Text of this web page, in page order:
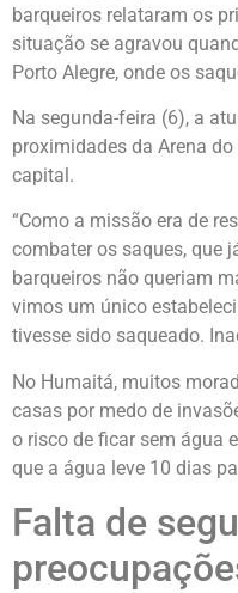
barqueiros relataram os
situação se agravou
Porto Alegre, onde os
Na segunda-feira (6), a
proximidades da Arena
capital.
“Como a missão era de
combater os saques, que
barqueiros não queriam
vimos um único
tivesse sido saqueado.
No Humaitá, muitos
casas por medo de
o risco de ficar sem água
que a água leve 10 dias
Falta de